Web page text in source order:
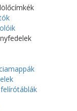
felírótáblák